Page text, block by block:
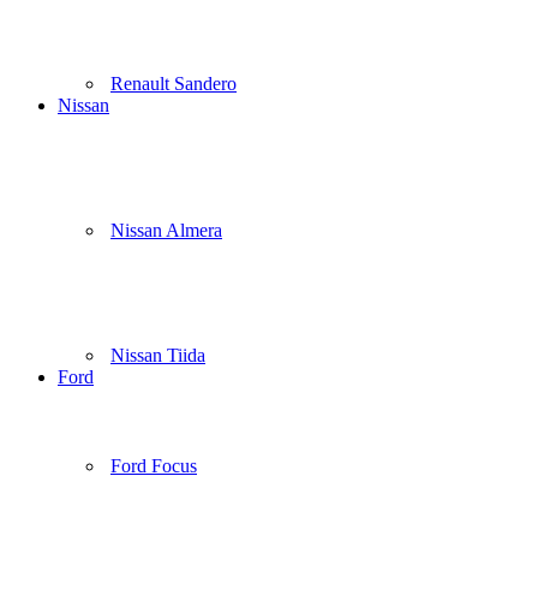
Renault Sandero
Nissan
Nissan Almera
Nissan Tiida
Ford
Ford Focus